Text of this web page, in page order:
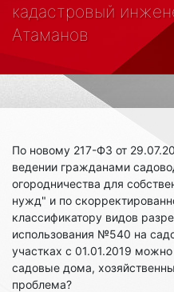
кадастровый
Атаманов
По новому 217-ФЗ от
ведении гражданами
огородничества для
нужд" и по
классификатору видов
использования №540 на
участках с 01.01.2019
садовые дома,
проблема?